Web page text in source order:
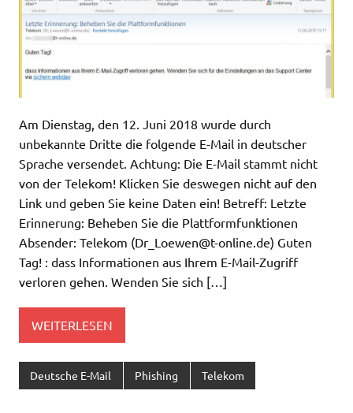
Am Dienstag, den 12. Juni 2018 wurde durch
unbekannte Dritte die folgende E-Mail in deutscher
Sprache versendet. Achtung: Die E-Mail stammt nicht
von der Telekom! Klicken Sie deswegen nicht auf den
Link und geben Sie keine Daten ein! Betreff: Letzte
Erinnerung: Beheben Sie die Plattformfunktionen
Absender: Telekom (Dr_Loewen@t-online.de) Guten
Tag! : dass Informationen aus Ihrem E-Mail-Zugriff
verloren gehen. Wenden Sie sich […]
WEITERLESEN
Deutsche E-Mail Phishing Telekom